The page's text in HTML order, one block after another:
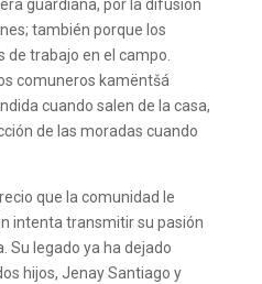
guardiana, por la difusión
también porque los
trabajo en el campo.
comuneros kamëntšá
cuando salen de la casa,
de las moradas cuando
que la comunidad le
intenta transmitir su pasión
Su legado ya ha dejado
hijos, Jenay Santiago y